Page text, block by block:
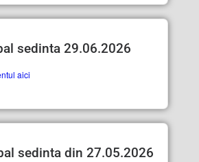
sedinta 29.06.2026
aici
sedinta din 27.05.2026